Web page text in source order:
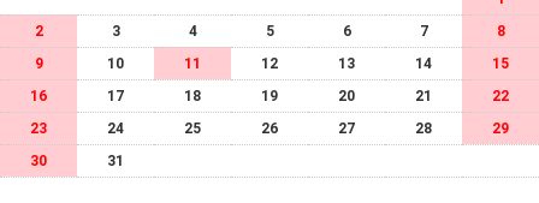
2
3 4 5 6 7
8
9
10 11 12 13 14
15
16
17 18 19 20 21
22
23
24 25 26 27 28
29
30
31